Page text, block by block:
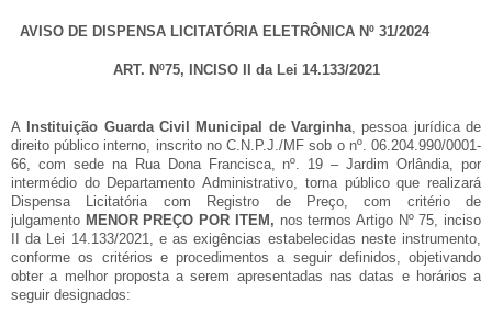
AVISO DE DISPENSA LICITATÓRIA ELETRÔNICA Nº 31/2024
ART. Nº75, INCISO II da Lei 14.133/2021
A Instituição Guarda Civil Municipal de Varginha, pessoa jurídica de
direito público interno, inscrito no C.N.P.J./MF sob o nº. 06.204.990/0001-
66, com sede na Rua Dona Francisca, nº. 19 – Jardim Orlândia, por
intermédio do Departamento Administrativo, torna público que realizará
Dispensa Licitatória com Registro de Preço, com critério de
julgamento MENOR PREÇO POR ITEM, nos termos Artigo Nº 75, inciso
II da Lei 14.133/2021, e as exigências estabelecidas neste instrumento,
conforme os critérios e procedimentos a seguir definidos, objetivando
obter a melhor proposta a serem apresentadas nas datas e horários a
seguir designados: